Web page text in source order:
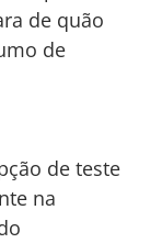
de quão
de
de teste
na